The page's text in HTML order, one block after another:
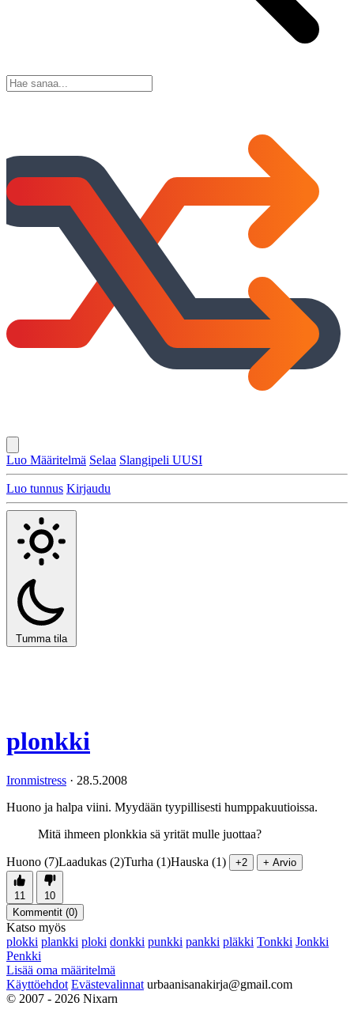
Luo Määritelmä Selaa Slangipeli UUSI
Luo tunnus Kirjaudu
Tumma tila
plonkki
Ironmistress · 28.5.2008
Huono ja halpa viini. Myydään tyypillisesti humppakuutioissa.
Mitä ihmeen plonkkia sä yrität mulle juottaa?
Huono (7)Laadukas (2)Turha (1)Hauska (1) +2 + Arvio
11
10
Kommentit (0)
Katso myös
plokki plankki ploki donkki punkki pankki pläkki Tonkki Jonkki
Penkki
Lisää oma määritelmä
Käyttöehdot Evästevalinnat urbaanisanakirja@gmail.com
© 2007 - 2026 Nixarn